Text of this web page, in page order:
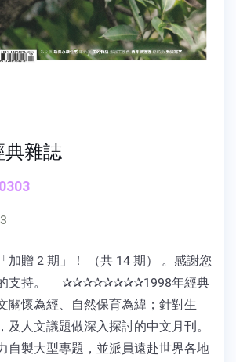
典雜誌
加贈 2 期」！ （共 14 期） 。感謝您
的支持。 ✰✰✰✰✰✰✰✰1998年經典
關懷為經、自然保育為緯；針對生
及人文議題做深入探討的中文月刊。
自製大型專題，並派員遠赴世界各地